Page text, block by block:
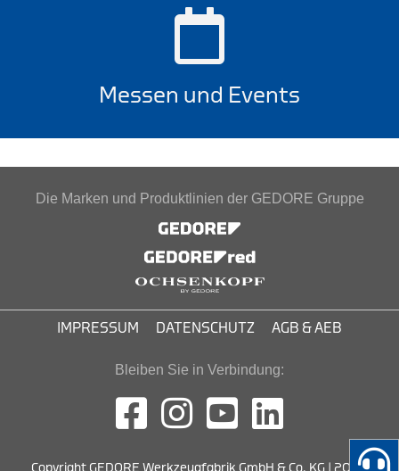
Messen und Events
Die Marken und Produktlinien der GEDORE Gruppe
IMPRESSUM DATENSCHUTZ AGB & AEB
Bleiben Sie in Verbindung:
Copyright GEDORE Werkzeugfabrik GmbH & Co. KG | 2026